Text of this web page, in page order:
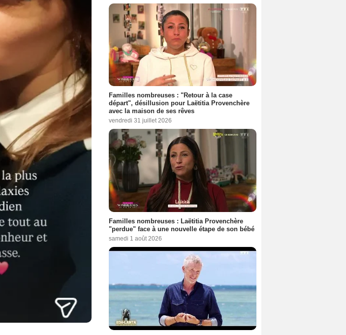
Familles nombreuses : "Retour à la case
départ", désillusion pour Laëtitia Provenchère
avec la maison de ses rêves
vendredi 31 juillet 2026
Familles nombreuses : Laëtitia Provenchère
"perdue" face à une nouvelle étape de son bébé
samedi 1 août 2026